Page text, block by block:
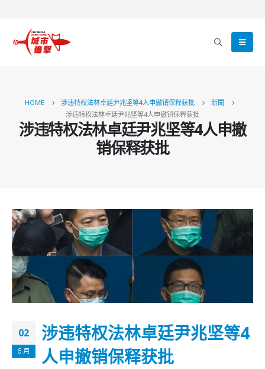
HOME 涉违特权法林卓廷尹兆坚等4人申撤销保释获批
新聞
涉违特权法林卓廷尹兆坚等4人申撤销保释获批
涉违特权法林卓廷尹兆坚等4人申撤
销保释获批
02
6 月
涉违特权法林卓廷尹兆坚等4
人申撤销保释获批